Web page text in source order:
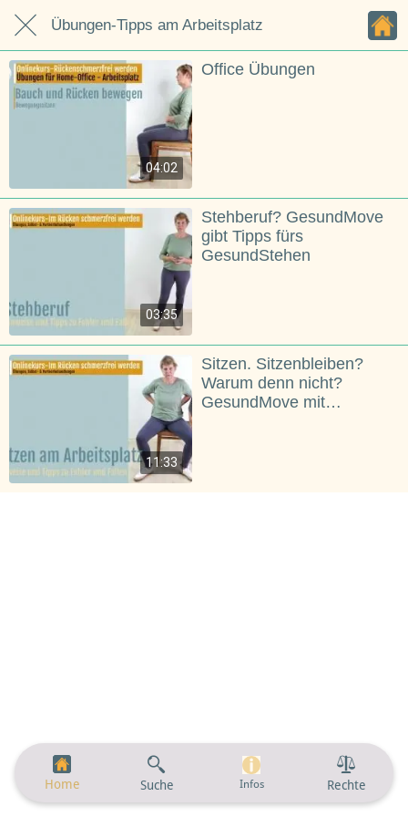
Übungen-Tipps am Arbeitsplatz
04:02
Office Übungen
03:35
Stehberuf? GesundMove
gibt Tipps fürs
GesundStehen
11:33
Sitzen. Sitzenbleiben?
Warum denn nicht?
GesundMove mit
Home Suche Infos Rechte